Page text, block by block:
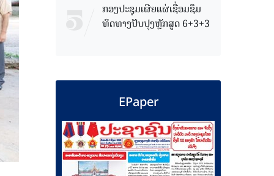
ກອງປະຊຸມເຜີຍແຜ່ເຊື່ອມຊຶມ
ທິດທາງປັບປຸງຫຼັກສູດ 6+3+3
EPaper